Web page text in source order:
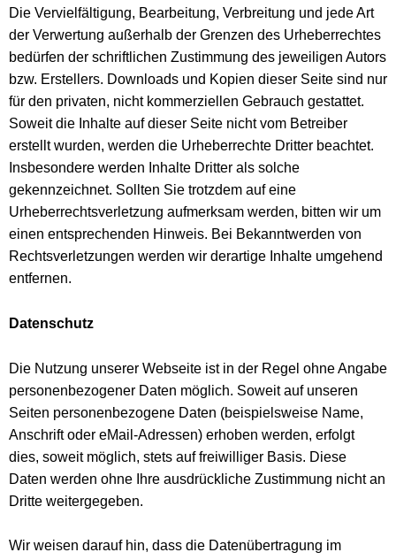
Die Vervielfältigung, Bearbeitung, Verbreitung und jede Art
der Verwertung außerhalb der Grenzen des Urheberrechtes
bedürfen der schriftlichen Zustimmung des jeweiligen Autors
bzw. Erstellers. Downloads und Kopien dieser Seite sind nur
für den privaten, nicht kommerziellen Gebrauch gestattet.
Soweit die Inhalte auf dieser Seite nicht vom Betreiber
erstellt wurden, werden die Urheberrechte Dritter beachtet.
Insbesondere werden Inhalte Dritter als solche
gekennzeichnet. Sollten Sie trotzdem auf eine
Urheberrechtsverletzung aufmerksam werden, bitten wir um
einen entsprechenden Hinweis. Bei Bekanntwerden von
Rechtsverletzungen werden wir derartige Inhalte umgehend
entfernen.
Datenschutz
Die Nutzung unserer Webseite ist in der Regel ohne Angabe
personenbezogener Daten möglich. Soweit auf unseren
Seiten personenbezogene Daten (beispielsweise Name,
Anschrift oder eMail-Adressen) erhoben werden, erfolgt
dies, soweit möglich, stets auf freiwilliger Basis. Diese
Daten werden ohne Ihre ausdrückliche Zustimmung nicht an
Dritte weitergegeben.
Wir weisen darauf hin, dass die Datenübertragung im